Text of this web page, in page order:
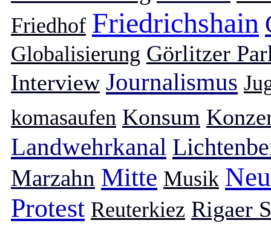
Friedhof Friedrichshain
Globalisierung Görlitzer
Interview Journalismus
komasaufen Konsum
Landwehrkanal
Marzahn Mitte Musik
Protest Reuterkiez Rigaer